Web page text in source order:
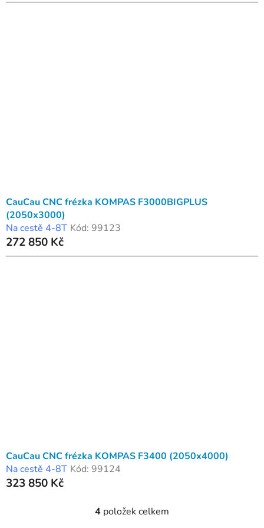
CauCau CNC frézka KOMPAS F3000BIGPLUS
(2050x3000)
Na cestě 4-8T Kód: 99123
272 850 Kč
CauCau CNC frézka KOMPAS F3400 (2050x4000)
Na cestě 4-8T Kód: 99124
323 850 Kč
O
4 položek celkem